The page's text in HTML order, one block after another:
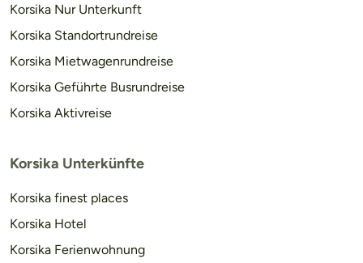
Korsika Nur Unterkunft
Korsika Standortrundreise
Korsika Mietwagenrundreise
Korsika Geführte Busrundreise
Korsika Aktivreise
Korsika Unterkünfte
Korsika finest places
Korsika Hotel
Korsika Ferienwohnung